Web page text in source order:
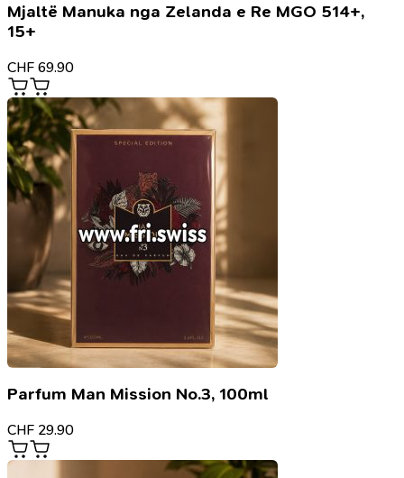
Mjaltë Manuka nga Zelanda e Re MGO 514+,
15+
CHF 69.90
Parfum Man Mission No.3, 100ml
CHF 29.90